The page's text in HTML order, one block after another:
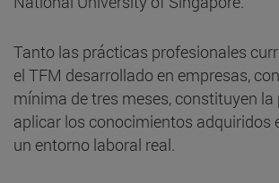
Tanto las prácticas profesionales
el TFM desarrollado en empresas,
mínima de tres meses, constituyen
aplicar los conocimientos adquiridos
un entorno laboral real.